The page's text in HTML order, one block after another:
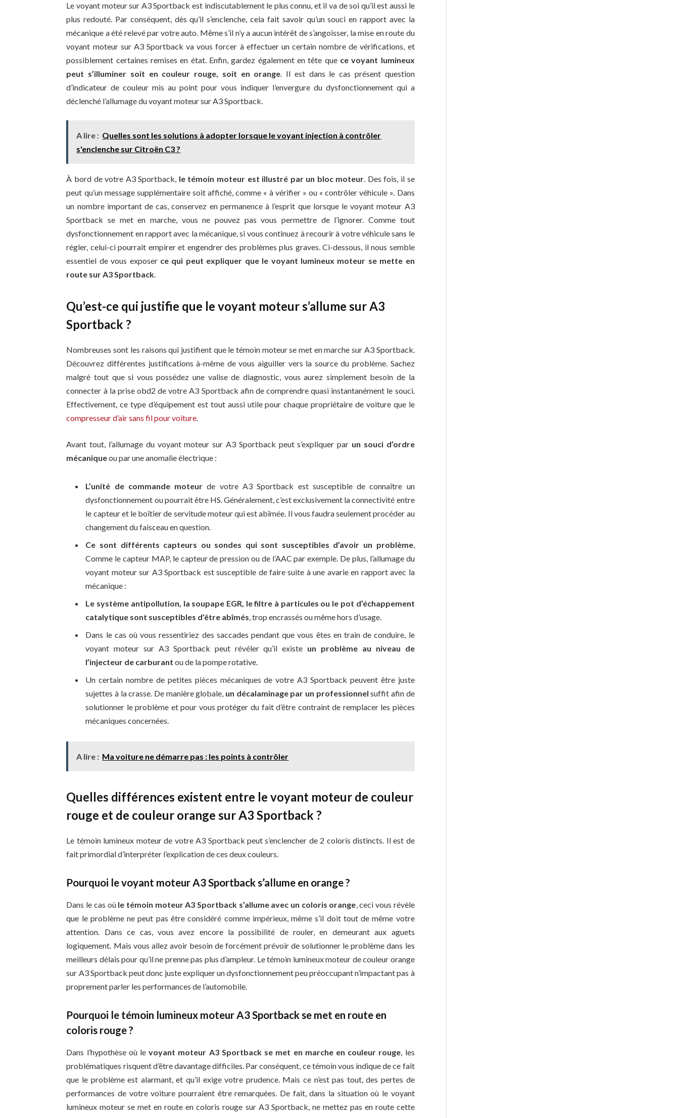
Le voyant moteur sur A3 Sportback est indiscutablement le plus connu, et il va de soi qu’il est aussi le
plus redouté. Par conséquent, dès qu’il s’enclenche, cela fait savoir qu’un souci en rapport avec la
mécanique a été relevé par votre auto. Même s’il n’y a aucun intérêt de s’angoisser, la mise en route du
voyant moteur sur A3 Sportback va vous forcer à effectuer un certain nombre de vérifications, et
possiblement certaines remises en état. Enfin, gardez également en tête que ce voyant lumineux
peut s’illuminer soit en couleur rouge, soit en orange. Il est dans le cas présent question
d’indicateur de couleur mis au point pour vous indiquer l’envergure du dysfonctionnement qui a
déclenché l’allumage du voyant moteur sur A3 Sportback.
A lire : Quelles sont les solutions à adopter lorsque le voyant injection à contrôler
s'enclenche sur Citroën C3 ?
À bord de votre A3 Sportback, le témoin moteur est illustré par un bloc moteur. Des fois, il se
peut qu’un message supplémentaire soit affiché, comme « à vérifier » ou « contrôler véhicule ». Dans
un nombre important de cas, conservez en permanence à l’esprit que lorsque le voyant moteur A3
Sportback se met en marche, vous ne pouvez pas vous permettre de l’ignorer. Comme tout
dysfonctionnement en rapport avec la mécanique, si vous continuez à recourir à votre véhicule sans le
régler, celui-ci pourrait empirer et engendrer des problèmes plus graves. Ci-dessous, il nous semble
essentiel de vous exposer ce qui peut expliquer que le voyant lumineux moteur se mette en
route sur A3 Sportback.
Qu’est-ce qui justifie que le voyant moteur s’allume sur A3
Sportback ?
Nombreuses sont les raisons qui justifient que le témoin moteur se met en marche sur A3 Sportback.
Découvrez différentes justifications à-même de vous aiguiller vers la source du problème. Sachez
malgré tout que si vous possédez une valise de diagnostic, vous aurez simplement besoin de la
connecter à la prise obd2 de votre A3 Sportback afin de comprendre quasi instantanément le souci.
Effectivement, ce type d’équipement est tout aussi utile pour chaque propriétaire de voiture que le
compresseur d’air sans fil pour voiture.
Avant tout, l’allumage du voyant moteur sur A3 Sportback peut s’expliquer par un souci d’ordre
mécaniqueou par une anomalie électrique :
L’unité de commande moteur de votre A3 Sportback est susceptible de connaître un
dysfonctionnement ou pourrait être HS. Généralement, c’est exclusivement la connectivité entre
le capteur et le boîtier de servitude moteur qui est abîmée. Il vous faudra seulement procéder au
changement du faisceau en question.
Ce sont différents capteurs ou sondes qui sont susceptibles d’avoir un problème,
Comme le capteur MAP, le capteur de pression ou de l’AAC par exemple. De plus, l’allumage du
voyant moteur sur A3 Sportback est susceptible de faire suite à une avarie en rapport avec la
mécanique :
Le système antipollution, la soupape EGR, le filtre à particules ou le pot d’échappement
catalytique sont susceptibles d’être abîmés , trop encrassés ou même hors d’usage.
Dans le cas où vous ressentiriez des saccades pendant que vous êtes en train de conduire, le
voyant moteur sur A3 Sportback peut révéler qu’il existe un problème au niveau de
l’injecteur de carburant ou de la pompe rotative.
Un certain nombre de petites pièces mécaniques de votre A3 Sportback peuvent être juste
sujettes à la crasse. De manière globale, un décalaminage par un professionnel suffit afin de
solutionner le problème et pour vous protéger du fait d’être contraint de remplacer les pièces
mécaniques concernées.
A lire : Ma voiture ne démarre pas : les points à contrôler
Quelles différences existent entre le voyant moteur de couleur
rouge et de couleur orange sur A3 Sportback ?
Le témoin lumineux moteur de votre A3 Sportback peut s’enclencher de 2 coloris distincts. Il est de
fait primordial d’interpréter l’explication de ces deux couleurs.
Pourquoi le voyant moteur A3 Sportback s’allume en orange ?
Dans le cas où le témoin moteur A3 Sportback s’allume avec un coloris orange, ceci vous révèle
que le problème ne peut pas être considéré comme impérieux, même s’il doit tout de même votre
attention. Dans ce cas, vous avez encore la possibilité de rouler, en demeurant aux aguets
logiquement. Mais vous allez avoir besoin de forcément prévoir de solutionner le problème dans les
meilleurs délais pour qu’il ne prenne pas plus d’ampleur. Le témoin lumineux moteur de couleur orange
sur A3 Sportback peut donc juste expliquer un dysfonctionnement peu préoccupant n’impactant pas à
proprement parler les performances de l’automobile.
Pourquoi le témoin lumineux moteur A3 Sportback se met en route en
coloris rouge ?
Dans l’hypothèse où levoyant moteur A3 Sportback se met en marche en couleur rouge, les
problématiques risquent d’être davantage difficiles. Par conséquent, ce témoin vous indique de ce fait
que le problème est alarmant, et qu’il exige votre prudence. Mais ce n’est pas tout, des pertes de
performances de votre voiture pourraient être remarquées. De fait, dans la situation où le voyant
lumineux moteur se met en route en coloris rouge sur A3 Sportback, ne mettez pas en route cette